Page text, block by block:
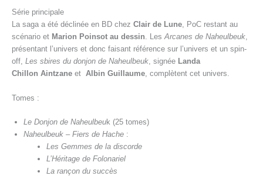
Série principale
La saga a été déclinée en BD chez Clair de Lune, PoC restant au
scénario et Marion Poinsot au dessin. LesArcanes de Naheulbeuk,
présentant l’univers et donc faisant référence sur l’univers et un spin-
off, Les sbires du donjon de Naheulbeuk, signée Landa
Chillon Aintzane et Albin Guillaume, complètent cet univers.
Tomes :
Le Donjon de Naheulbeuk (25 tomes)
Naheulbeuk – Fiers de Hache :
Les Gemmes de la discorde
L’Héritage de Folonariel
La rançon du succès